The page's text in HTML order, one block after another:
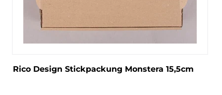
Rico Design Stickpackung Monstera 15,5cm